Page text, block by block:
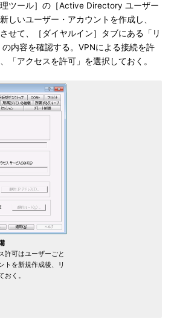
ツール］の［Active Directory ユーザー
しいユーザー・アカウントを作成し、
せて、［ダイヤルイン］タブにある「リ
内容を確認する。VPNによる接続を許
「アクセスを許可」を選択しておく。
許可はユーザーごと
トを新規作成後、リ
く。